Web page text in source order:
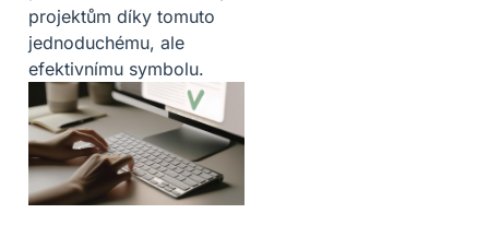
projektům díky tomuto
jednoduchému, ale
efektivnímu symbolu.